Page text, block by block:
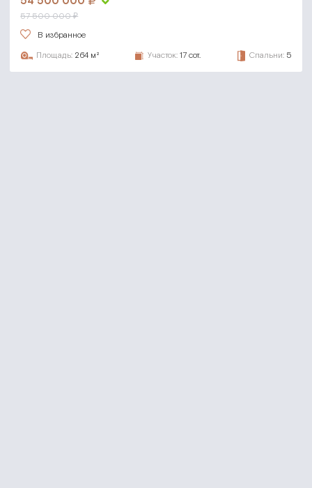
57 500 000 ₽
В избранное
Площадь: 264 м² Участок: 17 сот. Спальни: 5